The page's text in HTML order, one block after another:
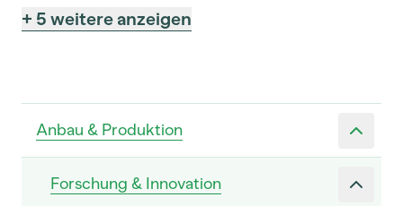
Anbau & Produktion
Forschung & Innovation
+ 5 weitere anzeigen